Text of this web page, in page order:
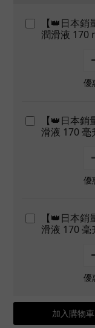
【👑日本
潤滑液 170
優
【👑日本
滑液 170 毫
優
【👑日本
滑液 170 毫
優
加入購物車